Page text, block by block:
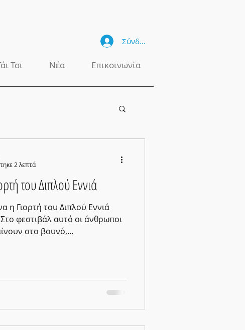
Σύνδεση
Τσι Νέα Επικοινωνία
του Διπλού Εννιά
η Γιορτή του Διπλού Εννιά
φεστιβάλ αυτό οι άνθρωποι
στο βουνό,...
2 λεπτά